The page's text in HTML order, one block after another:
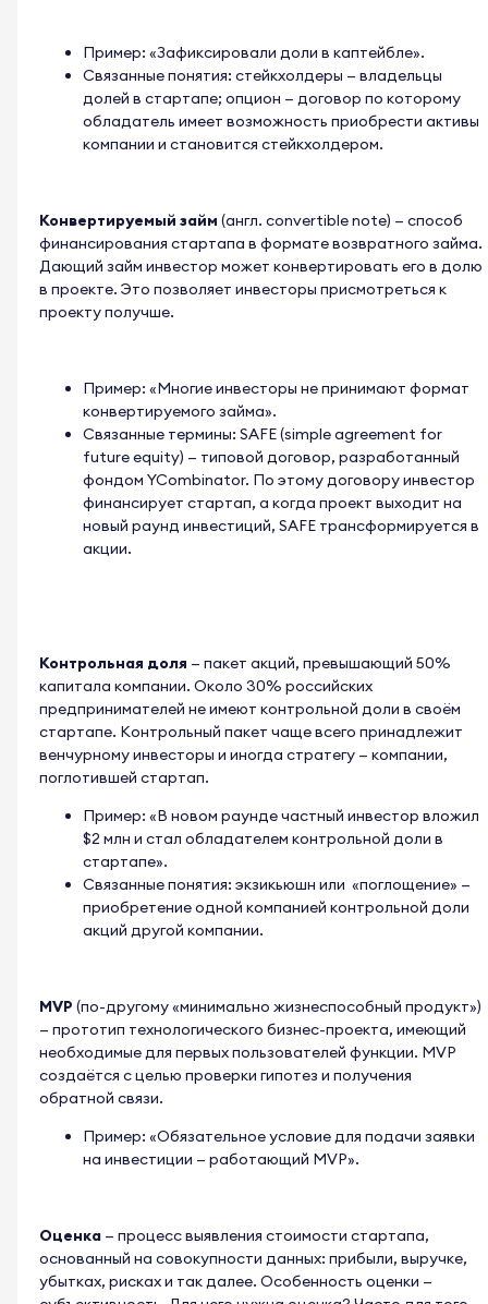
Пример: «Зафиксировали доли в каптейбле».
Связанные понятия: стейкхолдеры — владельцы
долей в стартапе; опцион — договор по которому
обладатель имеет возможность приобрести активы
компании и становится стейкхолдером.
Конвертируемый займ (англ. convertible note) — способ
финансирования стартапа в формате возвратного займа.
Дающий займ инвестор может конвертировать его в долю
в проекте. Это позволяет инвесторы присмотреться к
проекту получше.
Пример: «Многие инвесторы не принимают формат
конвертируемого займа».
Связанные термины: SAFE (simple agreement for
future equity) — типовой договор, разработанный
фондом YCombinator. По этому договору инвестор
финансирует стартап, а когда проект выходит на
новый раунд инвестиций, SAFE трансформируется в
акции.
Контрольная доля — пакет акций, превышающий 50%
капитала компании. Около 30% российских
предпринимателей не имеют контрольной доли в своём
стартапе. Контрольный пакет чаще всего принадлежит
венчурному инвесторы и иногда стратегу — компании,
поглотившей стартап.
Пример: «В новом раунде частный инвестор вложил
$2 млн и стал обладателем контрольной доли в
стартапе».
Связанные понятия: экзикьюшн или «поглощение» —
приобретение одной компанией контрольной доли
акций другой компании.
MVP (по-другому «минимально жизнеспособный продукт»)
— прототип технологического бизнес-проекта, имеющий
необходимые для первых пользователей функции. MVP
создаётся с целью проверки гипотез и получения
обратной связи.
Пример: «Обязательное условие для подачи заявки
на инвестиции — работающий MVP».
Оценка — процесс выявления стоимости стартапа,
основанный на совокупности данных: прибыли, выручке,
убытках, рисках и так далее. Особенность оценки —